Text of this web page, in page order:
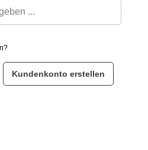
Kundenkonto erstellen